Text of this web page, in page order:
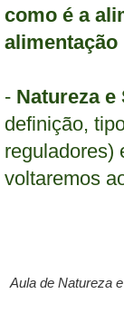
como é a
alimentação
- Natureza
definição,
reguladores)
voltaremos
Aula de Natureza